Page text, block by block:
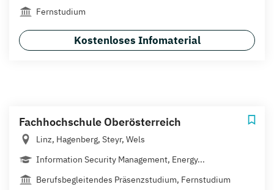
Fernstudium
Kostenloses Infomaterial
Fachhochschule Oberösterreich
Linz, Hagenberg, Steyr, Wels
Information Security Management, Energy...
Berufsbegleitendes Präsenzstudium, Fernstudium